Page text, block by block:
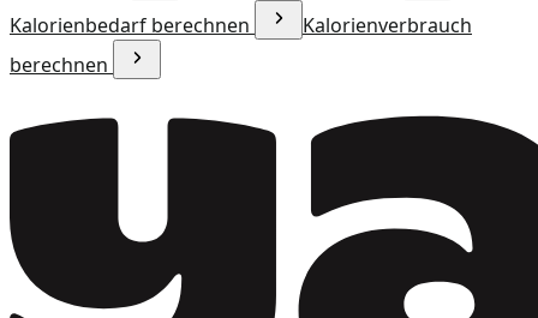
Kalorienbedarf berechnen
Kalorienverbrauch
berechnen